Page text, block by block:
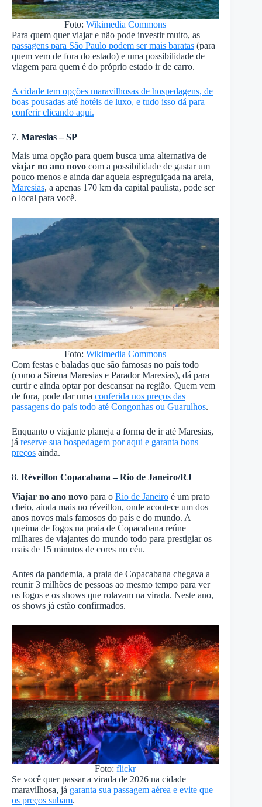
Foto:Wikimedia Commons
Para quem quer viajar e não pode investir muito, as
passagens para São Paulo podem ser mais baratas (para
quem vem de fora do estado) e uma possibilidade de
viagem para quem é do próprio estado ir de carro.
A cidade tem opções maravilhosas de hospedagens, de
boas pousadas até hotéis de luxo, e tudo isso dá para
conferir clicando aqui.
7. Maresias – SP
Mais uma opção para quem busca uma alternativa de
viajar no ano novo com a possibilidade de gastar um
pouco menos e ainda dar aquela espreguiçada na areia,
Maresias, a apenas 170 km da capital paulista, pode ser
o local para você.
Foto:Wikimedia Commons
Com festas e baladas que são famosas no país todo
(como a Sirena Maresias e Parador Maresias), dá para
curtir e ainda optar por descansar na região. Quem vem
de fora, pode dar uma conferida nos preços das
passagens do país todo até Congonhas ou Guarulhos.
Enquanto o viajante planeja a forma de ir até Maresias,
já reserve sua hospedagem por aqui e garanta bons
preços ainda.
8. Réveillon Copacabana – Rio de Janeiro/RJ
Viajar no ano novo para o Rio de Janeiro é um prato
cheio, ainda mais no réveillon, onde acontece um dos
anos novos mais famosos do país e do mundo. A
queima de fogos na praia de Copacabana reúne
milhares de viajantes do mundo todo para prestigiar os
mais de 15 minutos de cores no céu.
Antes da pandemia, a praia de Copacabana chegava a
reunir 3 milhões de pessoas ao mesmo tempo para ver
os fogos e os shows que rolavam na virada. Neste ano,
os shows já estão confirmados.
Foto:flickr
Se você quer passar a virada de 2026 na cidade
maravilhosa, já garanta sua passagem aérea e evite que
os preços subam.